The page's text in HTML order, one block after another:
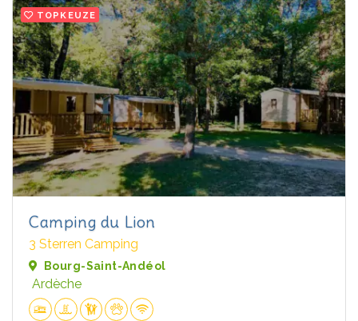
TOPKEUZE
Camping du Lion
3 Sterren Camping
Bourg-Saint-Andéol
Ardèche